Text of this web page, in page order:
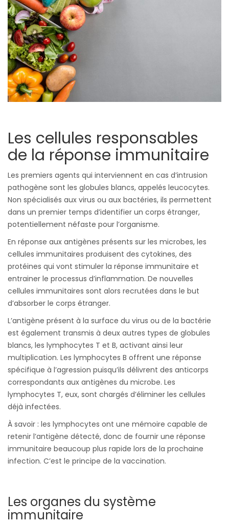
Les cellules responsables
de la réponse immunitaire
Les premiers agents qui interviennent en cas d’intrusion
pathogène sont les globules blancs, appelés leucocytes.
Non spécialisés aux virus ou aux bactéries, ils permettent
dans un premier temps d’identifier un corps étranger,
potentiellement néfaste pour l’organisme.
En réponse aux antigènes présents sur les microbes, les
cellules immunitaires produisent des cytokines, des
protéines qui vont stimuler la réponse immunitaire et
entrainer le processus d’inflammation. De nouvelles
cellules immunitaires sont alors recrutées dans le but
d’absorber le corps étranger.
L’antigène présent à la surface du virus ou de la bactérie
est également transmis à deux autres types de globules
blancs, les lymphocytes T et B, activant ainsi leur
multiplication. Les lymphocytes B offrent une réponse
spécifique à l’agression puisqu’ils délivrent des anticorps
correspondants aux antigènes du microbe. Les
lymphocytes T, eux, sont chargés d’éliminer les cellules
déjà infectées.
À savoir : les lymphocytes ont une mémoire capable de
retenir l’antigène détecté, donc de fournir une réponse
immunitaire beaucoup plus rapide lors de la prochaine
infection. C’est le principe de la vaccination.
Les organes du système
immunitaire